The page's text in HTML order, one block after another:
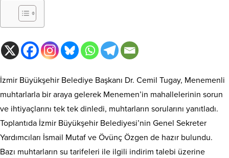
İzmir Büyükşehir Belediye Başkanı Dr. Cemil Tugay, Menemenli
muhtarlarla bir araya gelerek Menemen’in mahallelerinin sorun
ve ihtiyaçlarını tek tek dinledi, muhtarların sorularını yanıtladı.
Toplantıda İzmir Büyükşehir Belediyesi’nin Genel Sekreter
Yardımcıları İsmail Mutaf ve Övünç Özgen de hazır bulundu.
Bazı muhtarların su tarifeleri ile ilgili indirim talebi üzerine